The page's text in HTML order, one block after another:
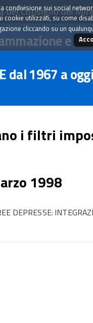
del Consiglio dei
e il
dal 1967 a oggi
i filtri
1998
DEPRESSE:
sui social
cookie utilizzati, su come
cliccando su un